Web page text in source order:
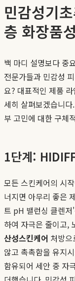
민감성기
층 화장품
백 마디 설명보다 중
전문가들과 민감성
요? 대표적인 제품 라
세히 살펴보겠습니
부 고민에 대한 구체
1단계:
모든 스킨케어의 시
너지면 아무리 좋은
트 pH 밸런싱 클렌
하여 자극은 줄이고,
산성스킨케어 처방
않고 촉촉함을 유지
함유되어 세안 중 자